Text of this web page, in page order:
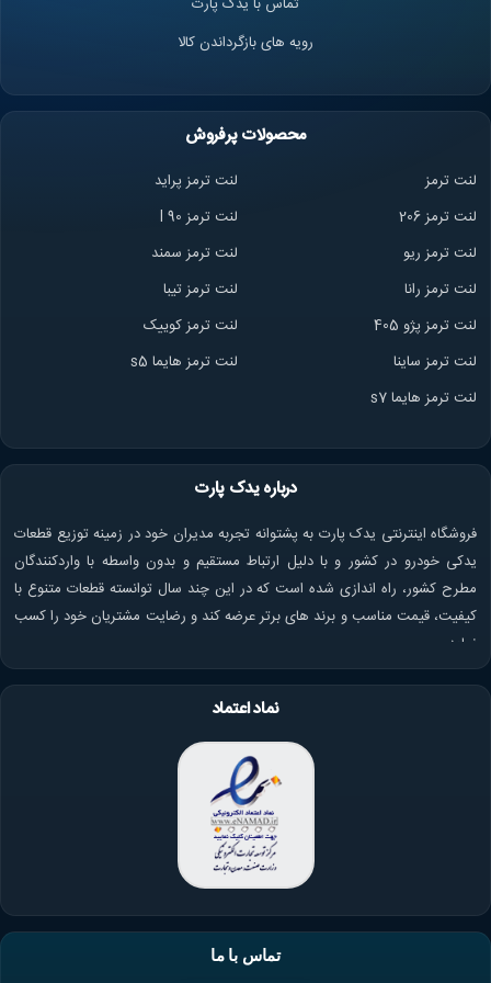
رویه های بازگرداندن کالا
محصولات پرفروش
لنت ترمز
لنت ترمز پراید
لنت ترمز 206
لنت ترمز l 90
لنت ترمز ریو
لنت ترمز سمند
لنت ترمز رانا
لنت ترمز تیبا
لنت ترمز پژو 405
لنت ترمز کوییک
لنت ترمز ساینا
لنت ترمز هایما s5
لنت ترمز هایما s7
درباره یدک پارت
فروشگاه اینترنتی یدک پارت به پشتوانه تجربه مدیران خود در زمینه توزیع قطعات
یدکی خودرو در کشور و با دلیل ارتباط مستقیم و بدون واسطه با واردکنندگان
مطرح کشور، راه اندازی شده است که در این چند سال توانسته قطعات متنوع با
کیفیت، قیمت مناسب و برند های برتر عرضه کند و رضایت مشتریان خود را کسب
نماید.
نماد اعتماد
تماس با ما